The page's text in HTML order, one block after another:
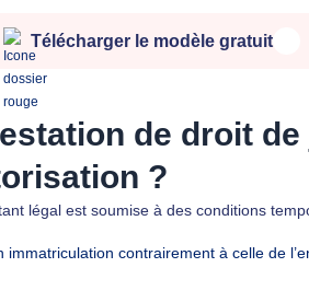
Télécharger le modèle gratuit
de droit
?
légal est soumise à des conditions
contrairement à celle de